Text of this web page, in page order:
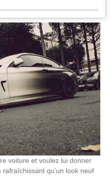
voiture et voulez lui donner
qu’un look neuf